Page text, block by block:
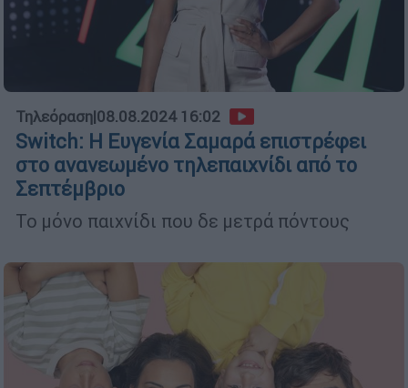
Τηλεόραση|08.08.2024 16:02
Switch: Η Ευγενία Σαμαρά επιστρέφει
στο ανανεωμένο τηλεπαιχνίδι από το
Σεπτέμβριο
Το μόνο παιχνίδι που δε μετρά πόντους